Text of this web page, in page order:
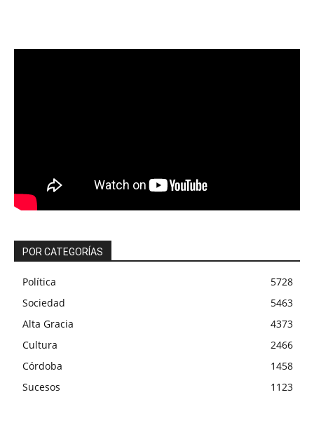
POR CATEGORÍAS
Política
5728
Sociedad
5463
Alta Gracia
4373
Cultura
2466
Córdoba
1458
Sucesos
1123